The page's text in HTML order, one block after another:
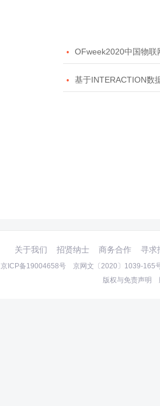
 OFweek2020中国物联
 基于INTERACTION数据集的
关于我们 招贤纳士 商务合作 寻求
京ICP备19004658号 京网文〔2020〕1039-165
版权与免责声明